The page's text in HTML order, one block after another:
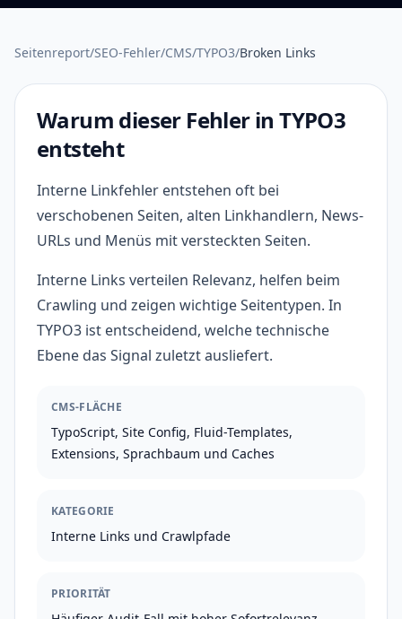
Seitenreport/SEO-Fehler/CMS/TYPO3/Broken Links
Warum dieser Fehler in TYPO3
entsteht
Interne Linkfehler entstehen oft bei
verschobenen Seiten, alten Linkhandlern, News-
URLs und Menüs mit versteckten Seiten.
Interne Links verteilen Relevanz, helfen beim
Crawling und zeigen wichtige Seitentypen. In
TYPO3 ist entscheidend, welche technische
Ebene das Signal zuletzt ausliefert.
CMS-FLÄCHE
TypoScript, Site Config, Fluid-Templates,
Extensions, Sprachbaum und Caches
KATEGORIE
Interne Links und Crawlpfade
PRIORITÄT